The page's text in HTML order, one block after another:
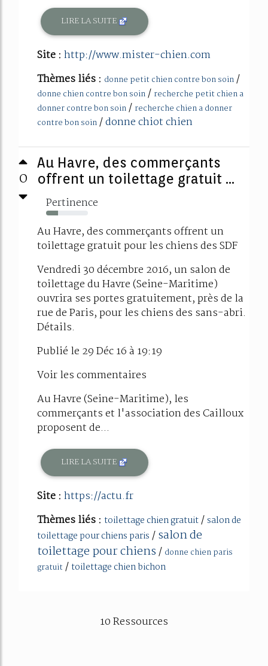
LIRE LA SUITE
Site : http://www.mister-chien.com
Thèmes liés : donne petit chien contre bon soin/
donne chien contre bon soin/ recherche petit chien a
donner contre bon soin/ recherche chien a donner
contre bon soin/donne chiot chien
0
Au Havre, des commerçants
offrent un toilettage gratuit ...
Pertinence
28%
Au Havre, des commerçants offrent un
toilettage gratuit pour les chiens des SDF
Vendredi 30 décembre 2016, un salon de
toilettage du Havre (Seine-Maritime)
ouvrira ses portes gratuitement, près de la
rue de Paris, pour les chiens des sans-abri.
Détails.
Publié le 29 Déc 16 à 19:19
Voir les commentaires
Au Havre (Seine-Maritime), les
commerçants et l'association des Cailloux
proposent de...
LIRE LA SUITE
Site : https://actu.fr
Thèmes liés : toilettage chien gratuit/salon de
toilettage pour chiens paris /salon de
toilettage pour chiens/ donne chien paris
gratuit / toilettage chien bichon
10 Ressources